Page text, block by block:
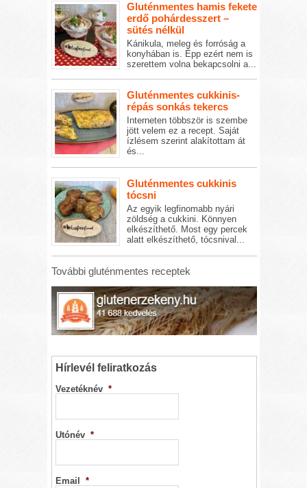
Gluténmentes hamis fekete
erdő pohárdesszert –
sütés nélkül
Kánikula, meleg és forróság a
konyhában is. Épp ezért nem is
szerettem volna bekapcsolni a...
Gluténmentes cukkinis-
répás sonkás tekercs
Interneten többször is szembe
jött velem ez a recept. Saját
ízlésem szerint alakítottam át
és...
Gluténmentes cukkinis
tócsni
Az egyik legfinomabb nyári
zöldség a cukkini. Könnyen
elkészíthető. Most egy percek
alatt elkészíthető, tócsnival...
További gluténmentes receptek
Hírlevél feliratkozás
Vezetéknév *
Utónév *
Email *